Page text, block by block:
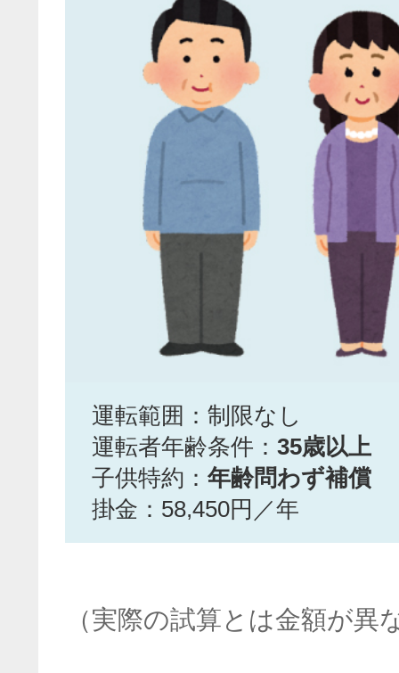
運転範囲：制限なし
運転者年齢条件： 35歳以上
子供特約： 年齢問わず補償
掛金：58,450円／年
（実際の試算とは金額が異